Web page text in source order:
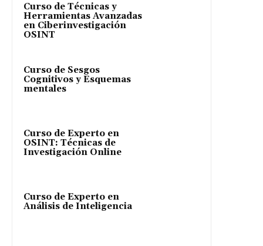
Curso de Técnicas y
Herramientas Avanzadas
en Ciberinvestigación
OSINT
Curso de Sesgos
Cognitivos y Esquemas
mentales
Curso de Experto en
OSINT: Técnicas de
Investigación Online
Curso de Experto en
Análisis de Inteligencia